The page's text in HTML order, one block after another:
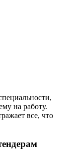
на работу.
все, что